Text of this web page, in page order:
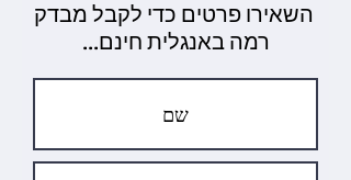
השאירו פרטים כדי לקבל מבדק
רמה באנגלית חינם...